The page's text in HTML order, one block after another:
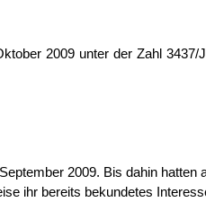
2009 unter der Zahl
2009. Bis dahin
ihr bereits bekundetes